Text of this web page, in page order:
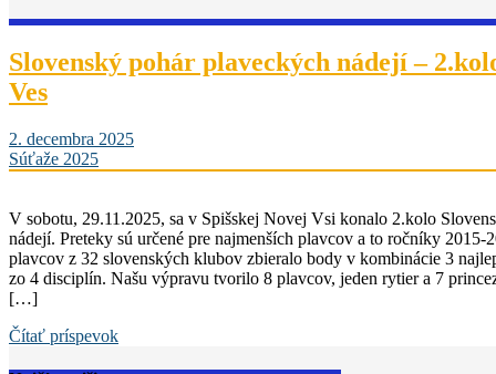
Slovenský pohár plaveckých nádejí –
Ves
2. decembra 2025
Súťaže 2025
V sobotu, 29.11.2025, sa v Spišskej Novej Vsi konalo 2.kolo
nádejí. Preteky sú určené pre najmenších plavcov a to ročníky 2015-
plavcov z 32 slovenských klubov zbieralo body v kombinácie 3
zo 4 disciplín. Našu výpravu tvorilo 8 plavcov, jeden rytier a 7
[…]
Čítať príspevok